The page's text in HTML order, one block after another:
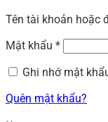
Tên tài khoản hoặc
Mật khẩu *
Ghi nhớ mật
Quên mật khẩu?